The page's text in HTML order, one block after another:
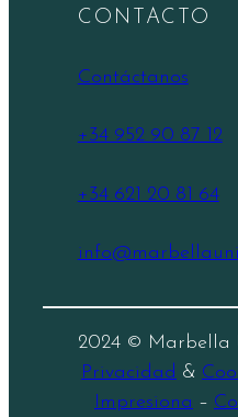
CONTACTO
Contáctanos
+34 952 90 87 12
+34 621 20 81 64
2024 © Marbella
Privacidad &
Impresiona –